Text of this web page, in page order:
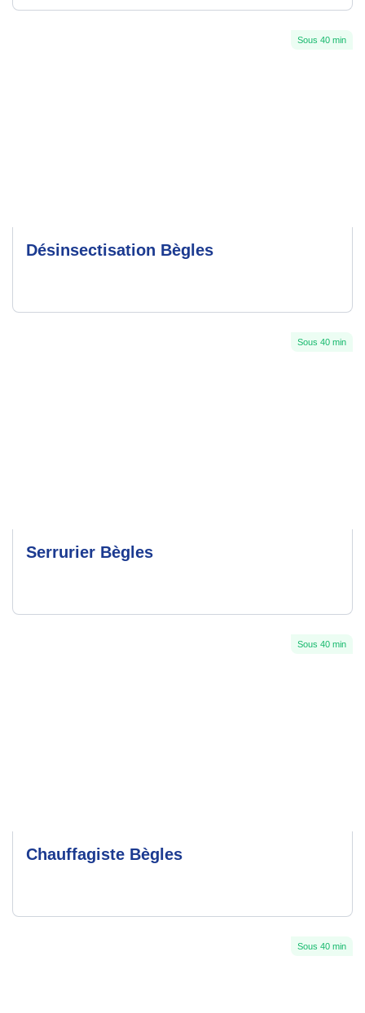
Sous 40 min
Désinsectisation Bègles
Sous 40 min
Serrurier Bègles
Sous 40 min
Chauffagiste Bègles
Sous 40 min